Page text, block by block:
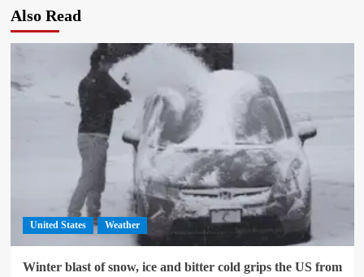
Also Read
United States Weather
Winter blast of snow, ice and bitter cold grips the US from